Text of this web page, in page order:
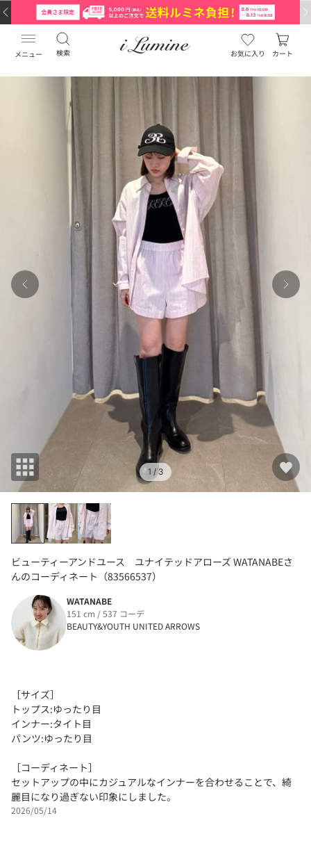
メニュー 検索 お気に入り カート
1 / 3
ビューティーアンドユース ユナイテッドアローズ WATANABEさ
んのコーディネート（83566537）
WATANABE
151 cm / 537 コーデ
BEAUTY&YOUTH UNITED ARROWS
［サイズ］
トップス:ゆったり目
インナー:タイト目
パンツ:ゆったり目
［コーディネート］
セットアップの中にカジュアルなインナーを合わせることで、綺
麗目になり過ぎない印象にしました。
2026/05/14